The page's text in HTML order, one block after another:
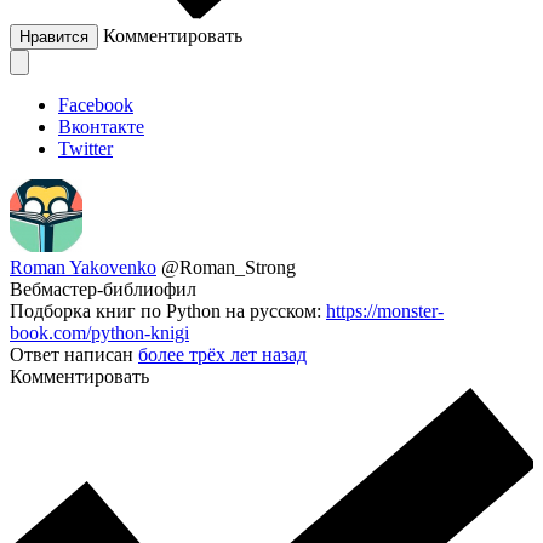
Нравится Комментировать
Facebook
Вконтакте
Twitter
Roman Yakovenko @Roman_Strong
Вебмастер-библиофил
Подборка книг по Python на русском: https://monster-
book.com/python-knigi
Ответ написан более трёх лет назад
Комментировать